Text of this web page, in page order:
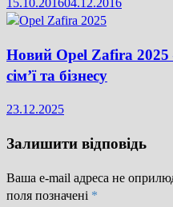
15.10.201604.12.2016
Новий Opel Zafira 2025
сім’ї та бізнесу
23.12.2025
Залишити відповідь
Ваша e-mail адреса не
поля позначені *